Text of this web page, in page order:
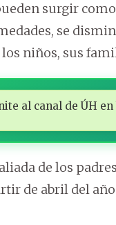
surgir
se
niños, sus
al canal de ÚH en
de los
de abril del año